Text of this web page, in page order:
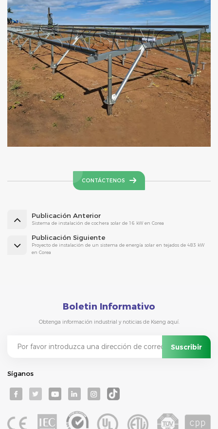
CONTÁCTENOS
Publicación Anterior
Sistema de instalación de cochera solar de 16 kW en Corea
Publicación Siguiente
Proyecto de instalación de un sistema de energía solar en tejados de 483 kW
en Corea
Boletin Informativo
Obtenga información industrial y noticias de Kseng aquí.
Síganos